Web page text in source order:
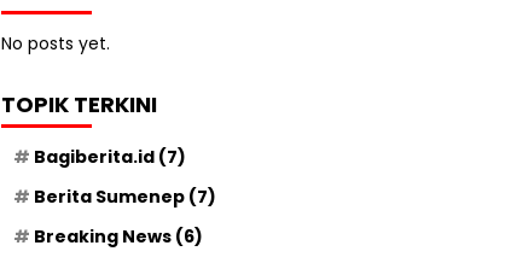
No posts yet.
TOPIK TERKINI
Bagiberita.id (7)
Berita Sumenep (7)
Breaking News (6)